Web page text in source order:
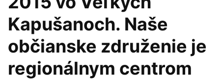
Kapušanoch. Naše
občianske združenie je
regionálnym centrom